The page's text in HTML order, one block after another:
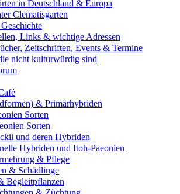
in Deutschland & Europa
Clematisgarten
Links & wichtige Adressen
Zeitschriften, Events & Termine
nicht kulturwürdig sind
& Primärhybriden
Sorten
Sorten
und deren Hybriden
Hybriden und Itoh-Paeonien
& Pflege
& Schädlinge
Begleitpflanzen